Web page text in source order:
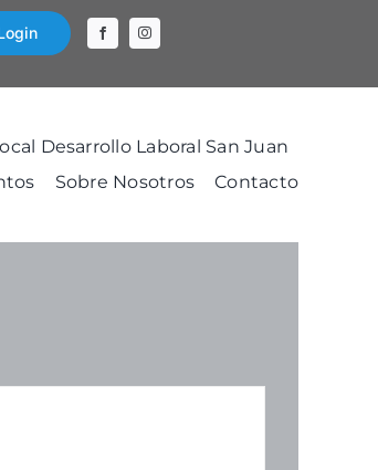
Desarrollo Laboral San Juan
Sobre Nosotros Contacto